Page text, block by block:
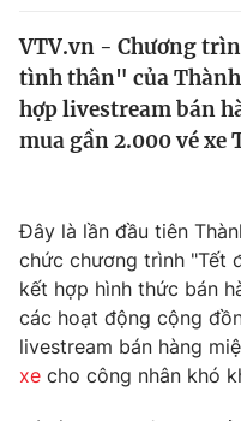
Thế giới
Tin tức
Câu chuyện quốc tế
Kinh tế
Thị trường
Góc doanh nghiệp
Dữ liệu và đời sống
Truyền hình
Phim VTV
Giải trí
VTV.vn - Chương
tình thân" của
hợp livestream bán
mua gần 2.000 vé xe
Đây là lần đầu tiên
chức chương trình "Tết
kết hợp hình thức bán
các hoạt động cộng
livestream bán hàng
xe cho công nhân khó